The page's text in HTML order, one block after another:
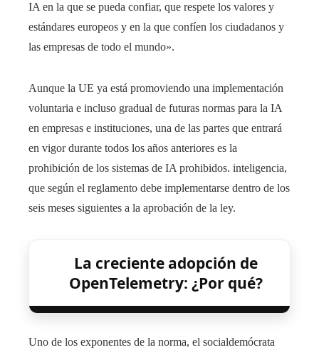
IA en la que se pueda confiar, que respete los valores y
estándares europeos y en la que confíen los ciudadanos y
las empresas de todo el mundo».
Aunque la UE ya está promoviendo una implementación
voluntaria e incluso gradual de futuras normas para la IA
en empresas e instituciones, una de las partes que entrará
en vigor durante todos los años anteriores es la
prohibición de los sistemas de IA prohibidos. inteligencia,
que según el reglamento debe implementarse dentro de los
seis meses siguientes a la aprobación de la ley.
La creciente adopción de
OpenTelemetry: ¿Por qué?
Uno de los exponentes de la norma, el socialdemócrata